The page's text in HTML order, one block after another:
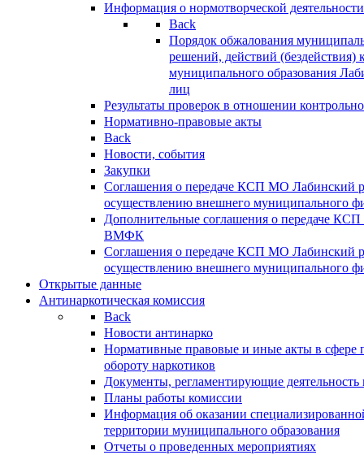
Информация о нормотворческой деятельности
Back
Порядок обжалования
решений, действий (бездействия)
муниципального образования
лиц
Результаты проверок в отношении
Нормативно-правовые акты
Back
Новости, события
Закупки
Соглашения о передаче КСП МО Лабинский
осуществлению внешнего муниципального
Дополнительные соглашения о передаче
ВМФК
Соглашения о передаче КСП МО Лабинский
осуществлению внешнего муниципального
Открытые данные
Антинаркотическая комиссия
Back
Новости антинарко
Нормативные правовые и иные акты в сфере
обороту наркотиков
Документы, регламентирующие деятельность
Планы работы комиссии
Информация об оказании
территории муниципального образования
Отчеты о проведенных мероприятиях